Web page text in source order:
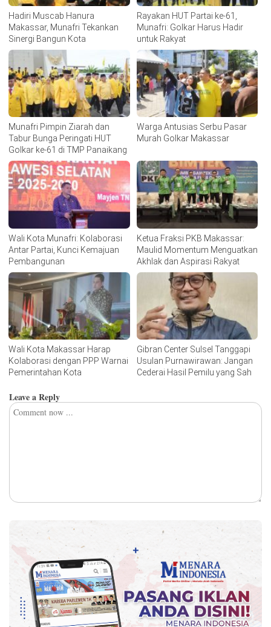
Hadiri Muscab Hanura
Makassar, Munafri Tekankan
Sinergi Bangun Kota
Rayakan HUT Partai ke-61,
Munafri: Golkar Harus Hadir
untuk Rakyat
Munafri Pimpin Ziarah dan
Tabur Bunga Peringati HUT
Golkar ke-61 di TMP Panaikang
Warga Antusias Serbu Pasar
Murah Golkar Makassar
Wali Kota Munafri: Kolaborasi
Antar Partai, Kunci Kemajuan
Pembangunan
Ketua Fraksi PKB Makassar:
Maulid Momentum Menguatkan
Akhlak dan Aspirasi Rakyat
Wali Kota Makassar Harap
Kolaborasi dengan PPP Warnai
Pemerintahan Kota
Gibran Center Sulsel Tanggapi
Usulan Purnawirawan: Jangan
Cederai Hasil Pemilu yang Sah
Leave a Reply